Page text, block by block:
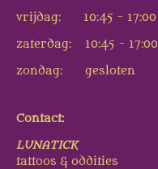
vrijdag: 10:45 - 17:00
zaterdag: 10:45 - 17:00
zondag: gesloten
Contact:
LUNATICK
tattoos & oddities